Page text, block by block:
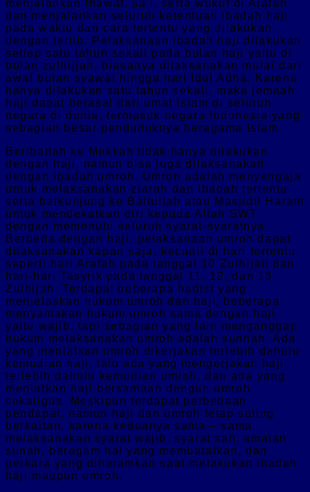
menjalankan thawaf, sa’i, serta wukuf di Arafah
dan menjalankan seluruh ketentuan ibadah haji
pada waktu dan cara tertentu yang dilakukan
dengan tertib. Pelaksanaan ibadah haji dilakukan
setiap satu tahun sekali pada bulan haji yaitu di
bulan zulhijjah, biasanya dilaksanakan mulai dari
awal bulan syawal hingga hari Idul Adha. Karena
hanya dilakukan satu tahun sekali, maka jemaah
haji dapat berasal dari umat Islam di seluruh
negara di dunia, termasuk negara Indonesia yang
sebagian besar penduduknya beragama Islam.
Beribadah ke Mekkah tidak hanya dilakukan
dengan haji, namun bisa juga dilaksanakan
dengan ibadah umroh. Umroh adalah menyengaja
untuk melaksanakan ziarah dan ibadah tertentu
serta berkunjung ke Baitullah atau Masjidil Haram
untuk mendekatkan diri kepada Allah SWT
dengan memenuhi seluruh syarat-syaratnya.
Berbeda dengan haji, pelaksanaan umroh dapat
dilaksanakan kapan saja, kecuali di hari tertentu
seperti hari Arafah pada tanggal 10 Zulhijah dan
hari-hari Tasyrik pada tanggal 11, 12, dan 13
Zulhijah. Terdapat beberapa hadist yang
menjelaskan hukum umroh dan haji, beberapa
menyamakan hukum umroh sama dengan haji
yaitu wajib, tapi sebagian yang lain menganggap
hukum melaksanakan umroh adalah sunnah. Ada
yang meniatkan umroh dikerjakan terlebih dahulu
kemudian haji, lalu ada yang mengerjakan haji
terlebih dahulu kemudian umroh, dan ada yang
meniatkan haji bersamaan dengan umroh
sekaligus. Meskipun terdapat perbedaan
pendapat, namun haji dan umroh tetap saling
berkaitan, karena keduanya sama – sama
melaksanakan syarat wajib, syarat sah, amalan
sunah, beragam hal yang membatalkan, dan
perkara yang diharamkan saat melakukan ibadah
haji maupun umroh.